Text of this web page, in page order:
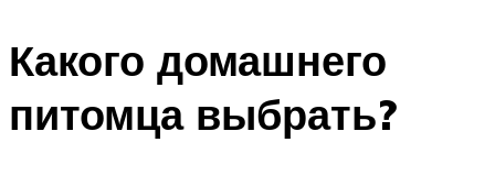
Какого домашнего
питомца выбрать?